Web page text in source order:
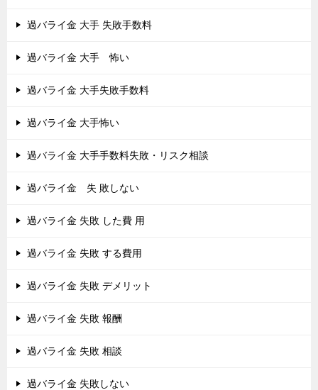
過バライ金 大手 失敗手数料
過バライ金 大手 怖い
過バライ金 大手失敗手数料
過バライ金 大手怖い
過バライ金 大手手数料失敗・リスク相談
過バライ金 失 敗しない
過バライ金 失敗 した費 用
過バライ金 失敗 する費用
過バライ金 失敗 デメリット
過バライ金 失敗 報酬
過バライ金 失敗 相談
過バライ金 失敗しない